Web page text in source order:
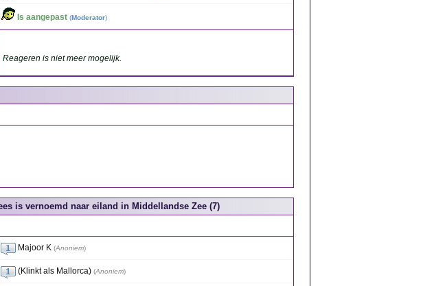
Is aangepast (Moderator)
Reageren is niet meer mogelijk.
is vernoemd naar eiland in Middellandse Zee (7)
Majoor K (Anoniem)
(Klinkt als Mallorca) (Anoniem)